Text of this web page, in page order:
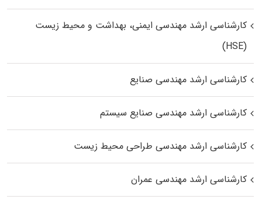
کارشناسی ارشد مهندسی ایمنی، بهداشت و محیط زیست
(HSE)
کارشناسی ارشد مهندسی صنایع
کارشناسی ارشد مهندسی صنایع سیستم
کارشناسی ارشد مهندسی طراحی محیط زیست
کارشناسی ارشد مهندسی عمران